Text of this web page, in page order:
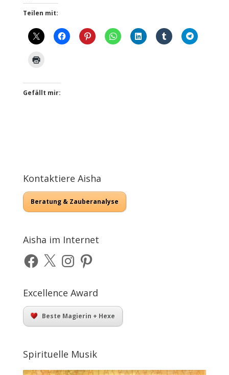
Teilen mit:
Gefällt mir:
Kontaktiere Aisha
Beratung & Zauberanalyse
Aisha im Internet
Facebook
X InstagramPinterest
Excellence Award
Beste Magierin + Hexe
Spirituelle Musik